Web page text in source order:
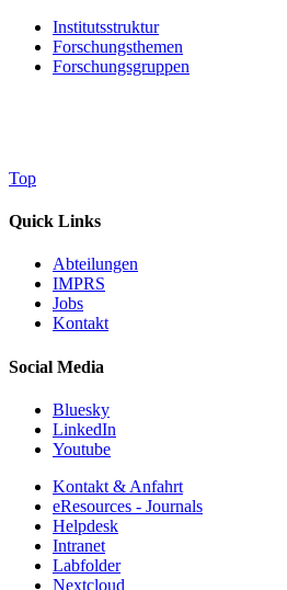
Institutsstruktur
Forschungsthemen
Forschungsgruppen
Top
Quick Links
Abteilungen
IMPRS
Jobs
Kontakt
Social Media
Bluesky
LinkedIn
Youtube
Kontakt & Anfahrt
eResources - Journals
Helpdesk
Intranet
Labfolder
Nextcloud